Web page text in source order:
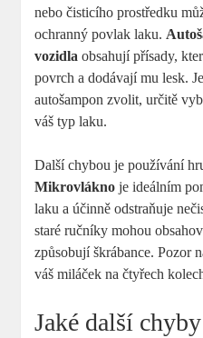
nebo čisticího prostředku
ochranný povlak laku.
vozidla obsahují přísady,
povrch a dodávají mu lesk.
autošampon zvolit, určitě
váš typ laku.
Další chybou je používání
Mikrovlákno je ideálním
laku a účinně odstraňuje
staré ručníky mohou
způsobují škrábance. Pozor
váš miláček na čtyřech
Jaké další